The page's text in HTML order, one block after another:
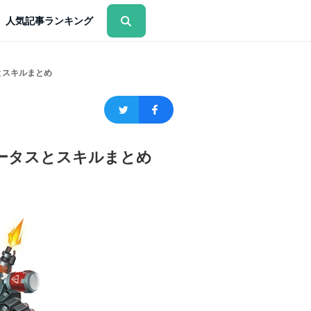
人気記事ランキング
キルまとめ
タスとスキルまとめ